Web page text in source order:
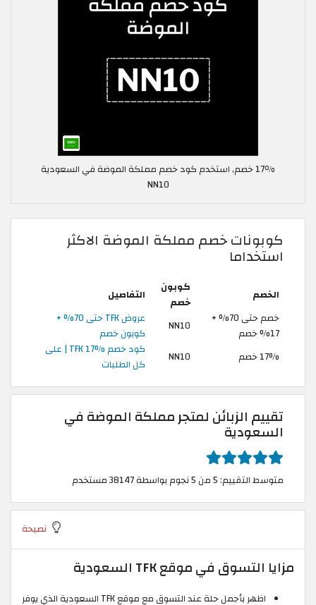
17٪ خصم, استخدم كود خصم مملكة الموضة في السعودية
NN10
كوبونات خصم مملكة الموضة الاكثر
استخداما
الخصم
كوبون
خصم
التفاصيل
خصم حتى 70% +
17% خصم
NN10
عروض TFK حتى 70% +
كوبون خصم
17% خصم
NN10
كود خصم TFK 17% | على
كل الطلبات
تقييم الزبائن لمتجر مملكة الموضة في
السعودية
متوسط التقييم: 5 من 5 نجوم بواسطة 38147 مستخدم
نصيحة
مزايا التسوق في موقع TFK السعودية
اظهر بأجمل حلة عند التسوق مع موقع TFK السعودية الذي يوفر